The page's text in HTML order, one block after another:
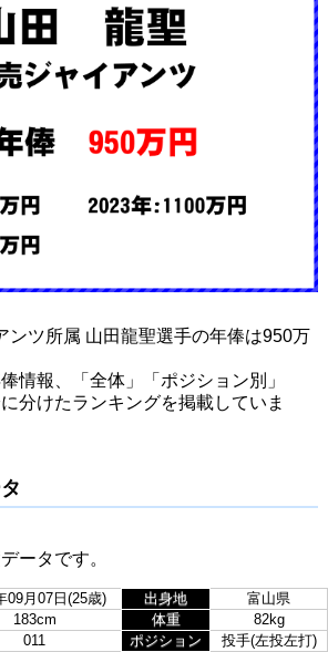
ンツ所属 山田龍聖選手の年俸は950万
情報、「全体」「ポジション別」
分けたランキングを掲載していま
ータです。
09月07日(25歳) 出身地
富山県
183cm 体重
82kg
011 ポジション
投手(左投左打)